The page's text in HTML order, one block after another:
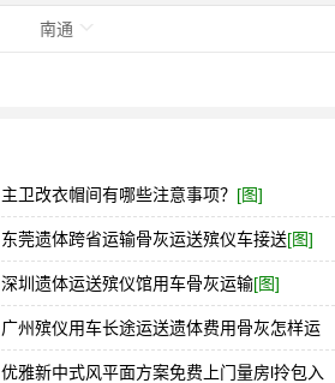
南通
主卫改衣帽间有哪些注意事项？ [图]
东莞遗体跨省运输骨灰运送殡仪车接送[图]
深圳遗体运送殡仪馆用车骨灰运输[图]
广州殡仪用车长途运送遗体费用骨灰怎样运
优雅新中式风平面方案免费上门量房l拎包入